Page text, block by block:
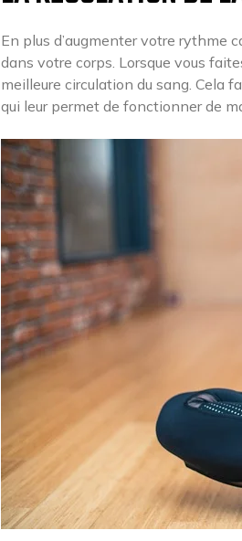
En plus d’augmenter votre rythme
dans votre corps. Lorsque vous
meilleure circulation du sang. Cela
qui leur permet de fonctionner de